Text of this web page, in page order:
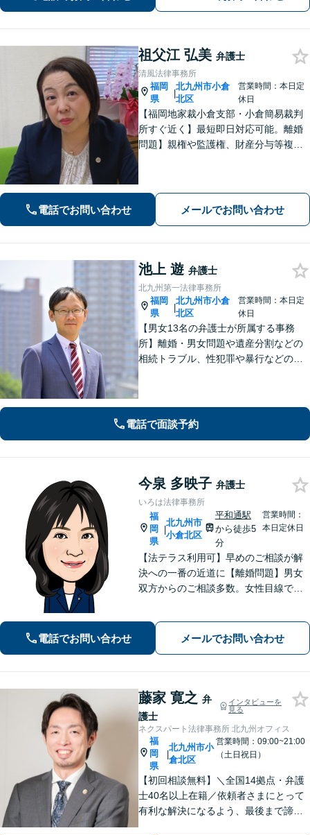
祖父江 弘美 弁護士
清風法律事務所
福岡
県
|
北九州市小倉
北区
営業時間：本日定
休日
【福岡地家裁小倉支部・小倉簡易裁判
所すぐ近く】最短即日対応可能。離婚
問題】親権や監護権、財産分与等複雑
力と交渉力を強みに円満な相続へ。
電話でお問い合わせ メールでお問い合わせ
池上 遊 弁護士
北九州第一法律事務所
福岡
県
|
北九州市小倉
北区
営業時間：本日定
休日
【男女13名の弁護士が所属する事務
所】離婚・男女問題や遺産分割などの
相続トラブル、性犯罪や暴行などの刑
します【土日祝・当日対応可】
電話で面談予約
今泉 多映子 弁護士
いろは法律事務所
福
岡
県
|
北九州市
小倉北区
平和通駅
から徒歩5
分
営業時間：
本日定休日
【法テラス利用可】早めのご相談が解
決への一番の近道に【離婚問題】男女
双方からのご相談多数。女性目線で、
債務整理の方法を提案し、人生の再出
発を支援します
電話でお問い合わせ メールでお問い合わせ
藤家 寛之 弁
護士
インタビューを
見る
ネクスパート法律事務所 北九州オフィス
福
岡
県
|
北九州市小
倉北区
営業時間：09:00~21:00
（土日祝日）
【初回相談無料】＼全国14拠点・弁護
士40名以上在籍／依頼者さまにとって
有利な解決になるよう、最後まで諦め